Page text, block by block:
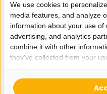
0162-
We use cookies to
media features, and analyze
information about your use of
advertising, and analytics
combine it with other
they've collected from your